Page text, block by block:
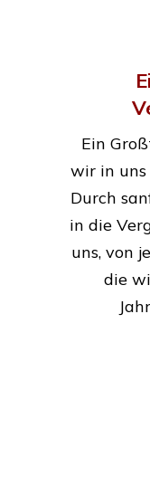
Ein
wir in
Durch
in die
uns, von
die